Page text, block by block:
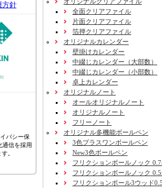
方針
バシー保
通信を採用
。
全面クリアファイル
片面クリアファイル
箔押クリアファイル
オリジナルカレンダー
壁掛けカレンダー
中綴じカレンダー（大部数）
中綴じカレンダー（小部数）
卓上カレンダー
オリジナルノート
オールオリジナルノート
オリジナルノート
フリーノート
オリジナル多機能ボールペン
3色プラスワンボールペン
New3色ボールペン
フリクションボールノック
フリクションボールノック
フリクションボール3ウッド